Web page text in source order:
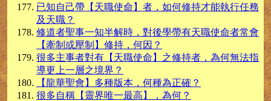
已知自己帶【天職使命】者，如何修持才能執行任務
及天職？
修道者聖事一知半解時，對後學帶有天職使命者常會
【牽制或壓制】修持，何因？
很多主事者對有【天職使命】之修持者，為何無法指
導更上一層之境界？
【龍華聖會】多種版本，何種為正確？
很多自稱【靈界唯一最高】，為何？